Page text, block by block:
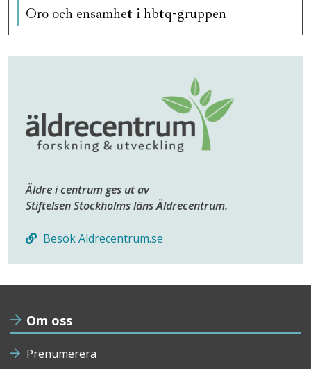
Oro och ensamhet i hbtq-gruppen
Äldre i centrum ges ut av
Stiftelsen Stockholms läns Äldrecentrum.
Besök Aldrecentrum.se
Om oss
Prenumerera